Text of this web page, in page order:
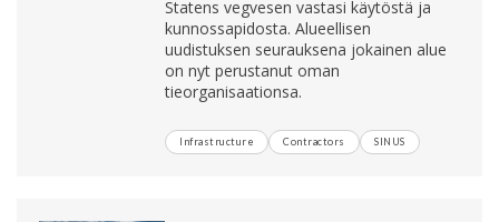
Statens vegvesen vastasi käytöstä ja
kunnossapidosta. Alueellisen
uudistuksen seurauksena jokainen alue
on nyt perustanut oman
tieorganisaationsa.
Infrastructure Contractors SINUS